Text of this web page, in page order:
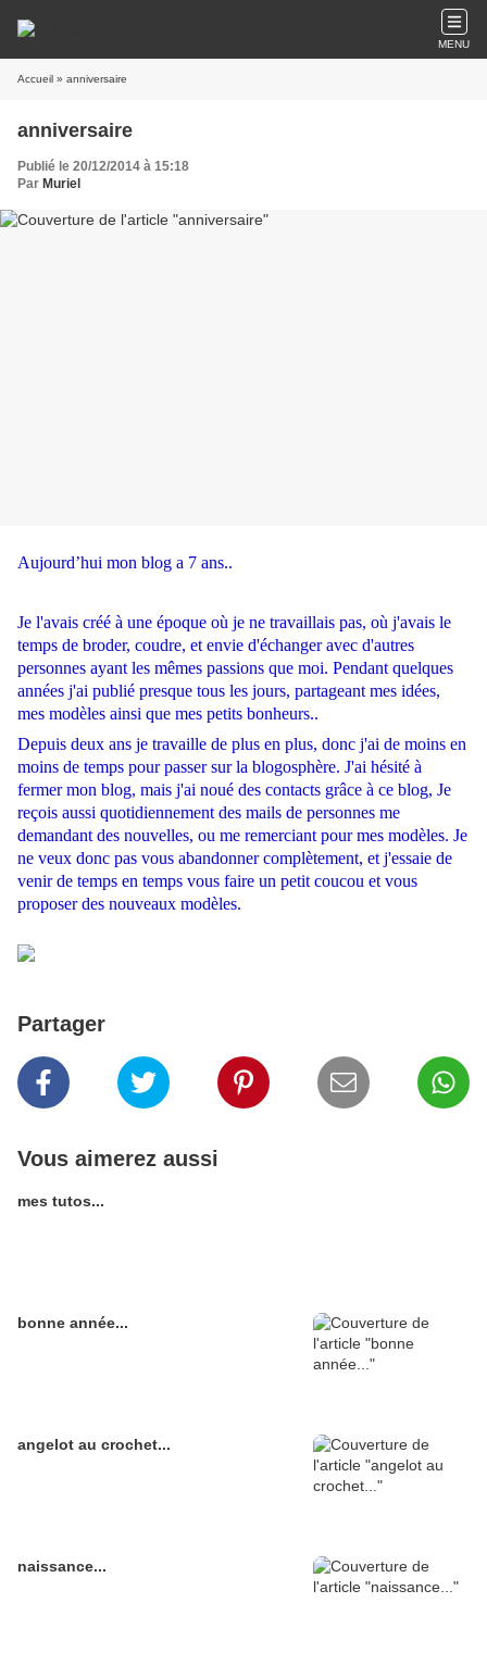
MENU
Accueil » anniversaire
anniversaire
Publié le 20/12/2014 à 15:18
Par Muriel
Aujourd’hui mon blog a 7 ans..
Je l'avais créé à une époque où je ne travaillais pas, où j'avais le
temps de broder, coudre, et envie d'échanger avec d'autres
personnes ayant les mêmes passions que moi. Pendant quelques
années j'ai publié presque tous les jours, partageant mes idées,
mes modèles ainsi que mes petits bonheurs..
Depuis deux ans je travaille de plus en plus, donc j'ai de moins en
moins de temps pour passer sur la blogosphère. J'ai hésité à
fermer mon blog, mais j'ai noué des contacts grâce à ce blog, Je
reçois aussi quotidiennement des mails de personnes me
demandant des nouvelles, ou me remerciant pour mes modèles. Je
ne veux donc pas vous abandonner complètement, et j'essaie de
venir de temps en temps vous faire un petit coucou et vous
proposer des nouveaux modèles.
Partager
Vous aimerez aussi
mes tutos...
bonne année...
angelot au crochet...
naissance...